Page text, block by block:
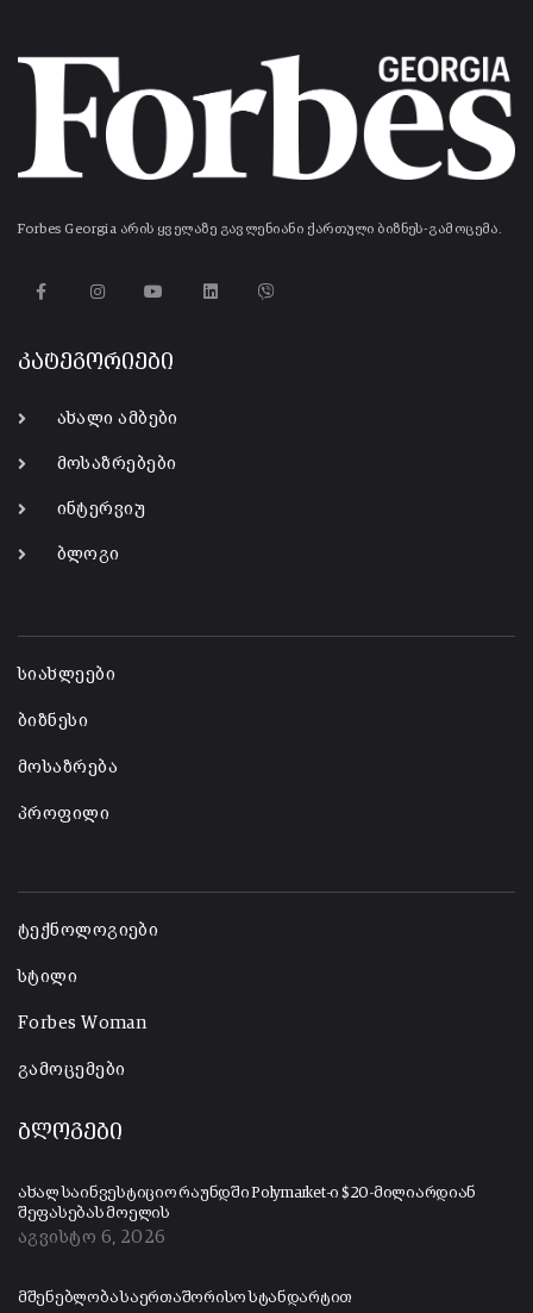
Forbes Georgia არის ყველაზე გავლენიანი ქართული ბიზნეს-გამოცემა.
კატეგორიები
ახალი ამბები
მოსაზრებები
ინტერვიუ
ბლოგი
სიახლეები
ბიზნესი
მოსაზრება
პროფილი
ტექნოლოგიები
სტილი
Forbes Woman
გამოცემები
ბლოგები
ახალ საინვესტიციო რაუნდში Polymarket-ი $20-მილიარდიან
შეფასებას მოელის
აგვისტო 6, 2026
მშენებლობა საერთაშორისო სტანდარტით